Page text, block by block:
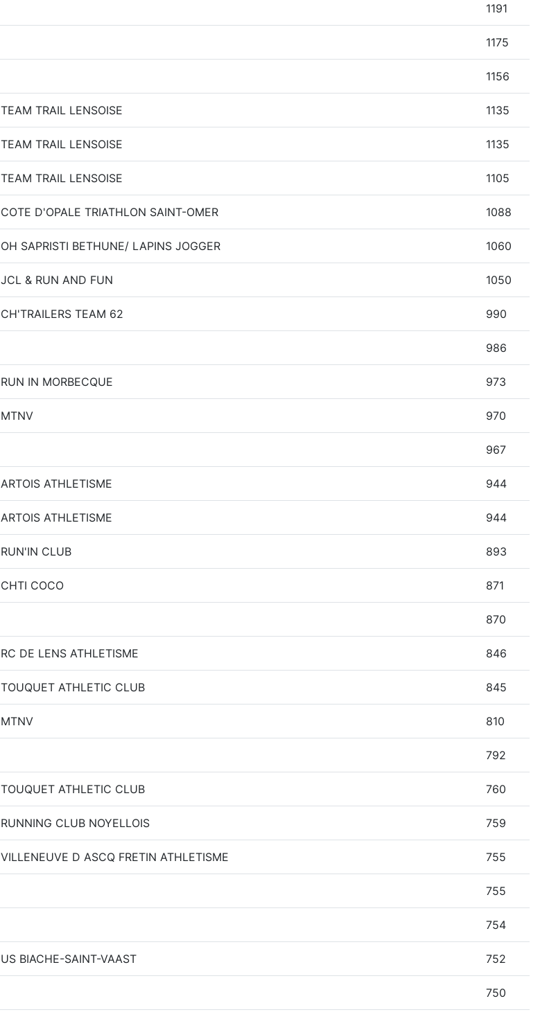
1191
1175
1156
TEAM TRAIL LENSOISE 1135
TEAM TRAIL LENSOISE 1135
TEAM TRAIL LENSOISE 1105
COTE D'OPALE TRIATHLON SAINT-OMER 1088
OH SAPRISTI BETHUNE/ LAPINS JOGGER 1060
JCL & RUN AND FUN 1050
CH'TRAILERS TEAM 62 990
986
RUN IN MORBECQUE 973
MTNV 970
967
ARTOIS ATHLETISME 944
ARTOIS ATHLETISME 944
RUN'IN CLUB 893
CHTI COCO 871
870
RC DE LENS ATHLETISME 846
TOUQUET ATHLETIC CLUB 845
MTNV 810
792
TOUQUET ATHLETIC CLUB 760
RUNNING CLUB NOYELLOIS 759
VILLENEUVE D ASCQ FRETIN ATHLETISME 755
755
754
US BIACHE-SAINT-VAAST 752
750